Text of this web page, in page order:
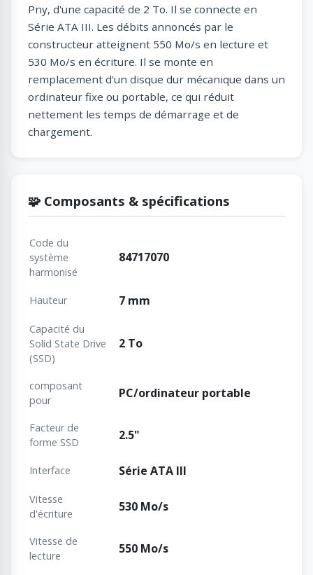
Pny, d'une capacité de 2 To. Il se connecte en
Série ATA III. Les débits annoncés par le
constructeur atteignent 550 Mo/s en lecture et
530 Mo/s en écriture. Il se monte en
remplacement d'un disque dur mécanique dans un
ordinateur fixe ou portable, ce qui réduit
nettement les temps de démarrage et de
chargement.
🧩 Composants & spécifications
Code du
système
harmonisé
84717070
Hauteur 7 mm
Capacité du
Solid State Drive
(SSD)
2 To
composant
pour
PC/ordinateur portable
Facteur de
forme SSD
2.5"
Interface Série ATA III
Vitesse
d'écriture
530 Mo/s
Vitesse de
lecture
550 Mo/s